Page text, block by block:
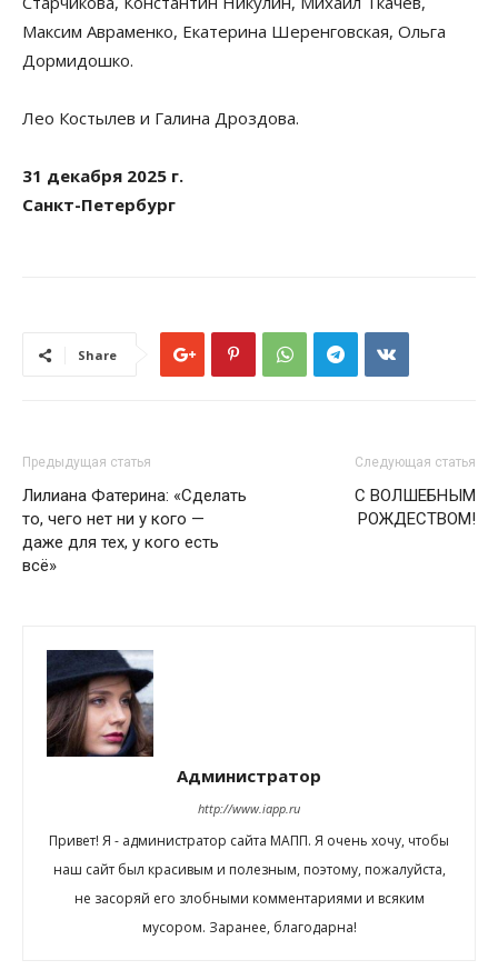
Максим Авраменко, Екатерина Шеренговская, Ольга
Дормидошко.
Лео Костылев и Галина Дроздова.
31 декабря 2025 г.
Санкт-Петербург
Share
Предыдущая статья
Лилиана Фатерина: «Сделать
то, чего нет ни у кого —
даже для тех, у кого есть
всё»
Следующая статья
С ВОЛШЕБНЫМ
РОЖДЕСТВОМ!
Администратор
http://www.iapp.ru
Привет! Я - администратор сайта МАПП. Я очень хочу, чтобы
наш сайт был красивым и полезным, поэтому, пожалуйста,
не засоряй его злобными комментариями и всяким
мусором. Заранее, благодарна!